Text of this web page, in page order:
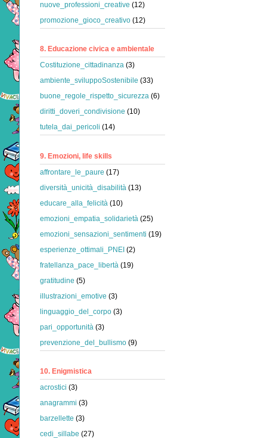
nuove_professioni_creative (12)
promozione_gioco_creativo (12)
8. Educazione civica e ambientale
Costituzione_cittadinanza (3)
ambiente_sviluppoSostenibile (33)
buone_regole_rispetto_sicurezza (6)
diritti_doveri_condivisione (10)
tutela_dai_pericoli (14)
9. Emozioni, life skills
affrontare_le_paure (17)
diversità_unicità_disabilità (13)
educare_alla_felicità (10)
emozioni_empatia_solidarietà (25)
emozioni_sensazioni_sentimenti (19)
esperienze_ottimali_PNEI (2)
fratellanza_pace_libertà (19)
gratitudine (5)
illustrazioni_emotive (3)
linguaggio_del_corpo (3)
pari_opportunità (3)
prevenzione_del_bullismo (9)
10. Enigmistica
acrostici (3)
anagrammi (3)
barzellette (3)
cedi_sillabe (27)